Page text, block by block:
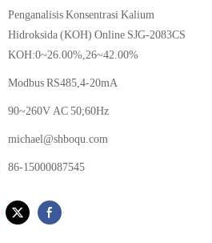
Penganalisis Konsentrasi Kalium
Hidroksida (KOH) Online SJG-2083CS
KOH:0~26.00%,26~42.00%
Modbus RS485,4-20mA
90~260V AC 50;60Hz
michael@shboqu.com
86-15000087545